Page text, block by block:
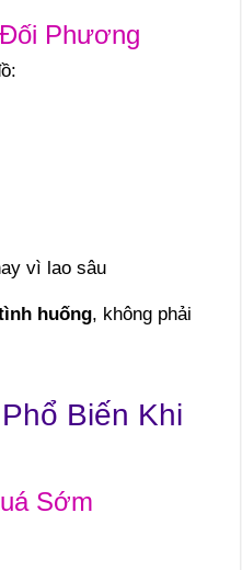
Phương
vì lao sâu
huống, không phải
Biến Khi
Sớm